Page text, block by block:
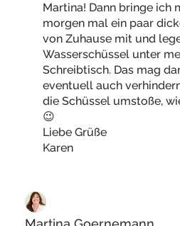
Martina! Dann bringe ich
morgen mal ein paar
von Zuhause mit und
Wasserschüssel unter
Schreibtisch. Das mag
eventuell auch
die Schüssel umstoße,
😉
Liebe Grüße
Karen